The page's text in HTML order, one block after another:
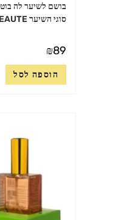
בושם לשיער לה
סוגי השיער LA BEAUTE
₪89
הוספה לסל